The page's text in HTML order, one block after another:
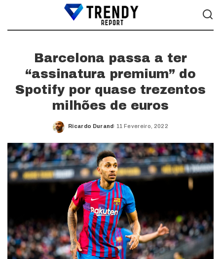
Barcelona passa a ter
“assinatura premium” do
Spotify por quase trezentos
milhões de euros
Posted
Ricardo Durand 11 Fevereiro, 2022